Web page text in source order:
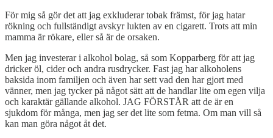
För mig så gör det att jag exkluderar tobak främst, för jag hatar
rökning och fullständigt avskyr lukten av en cigarett. Trots att min
mamma är rökare, eller så är de orsaken.
Men jag investerar i alkohol bolag, så som Kopparberg för att jag
dricker öl, cider och andra rusdrycker. Fast jag har alkoholens
baksida inom familjen och även har sett vad den har gjort med
vänner, men jag tycker på något sätt att de handlar lite om egen vilja
och karaktär gällande alkohol. JAG FÖRSTÅR att de är en
sjukdom för många, men jag ser det lite som fetma. Om man vill så
kan man göra något åt det.